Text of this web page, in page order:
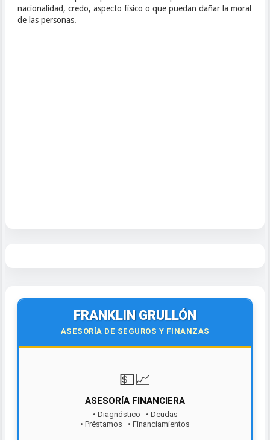
nacionalidad, credo, aspecto físico o que puedan dañar la moral
de las personas.
FRANKLIN GRULLÓN
ASESORÍA DE SEGUROS Y FINANZAS
💵📈
ASESORÍA FINANCIERA
• Diagnóstico • Deudas
• Préstamos • Financiamientos
¡Contáctanos hoy!